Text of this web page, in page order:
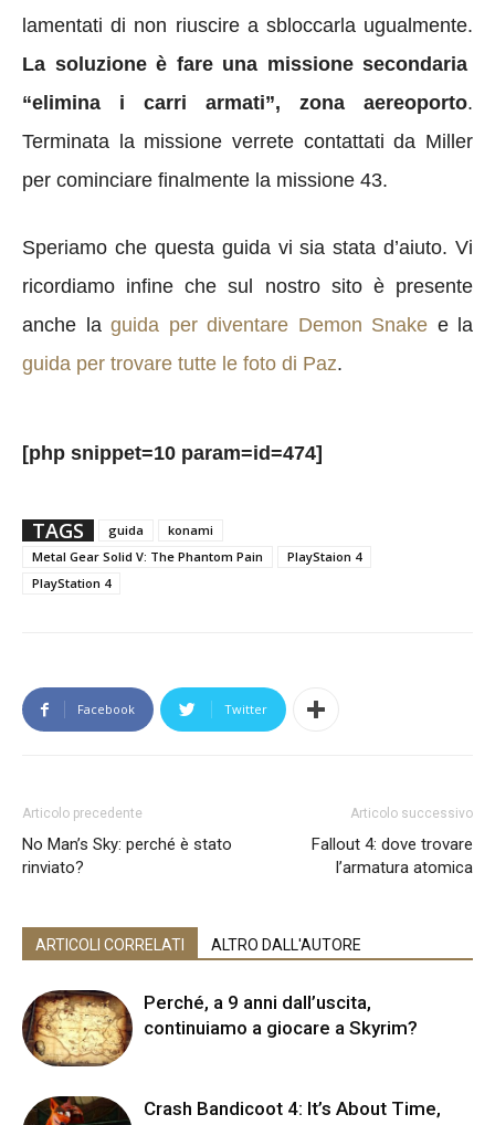
lamentati di non riuscire a sbloccarla ugualmente.
La soluzione è fare una missione secondaria
“elimina i carri armati”, zona aereoporto.
Terminata la missione verrete contattati da Miller
per cominciare finalmente la missione 43.
Speriamo che questa guida vi sia stata d’aiuto. Vi
ricordiamo infine che sul nostro sito è presente
anche la guida per diventare Demon Snake e la
guida per trovare tutte le foto di Paz.
[php snippet=10 param=id=474]
TAGS guida
konami
Metal Gear Solid V: The Phantom Pain
PlayStaion 4
PlayStation 4
Facebook Twitter
Articolo precedente
No Man’s Sky: perché è stato
rinviato?
Articolo successivo
Fallout 4: dove trovare
l’armatura atomica
ARTICOLI CORRELATI ALTRO DALL'AUTORE
Perché, a 9 anni dall’uscita,
continuiamo a giocare a Skyrim?
Crash Bandicoot 4: It’s About Time,